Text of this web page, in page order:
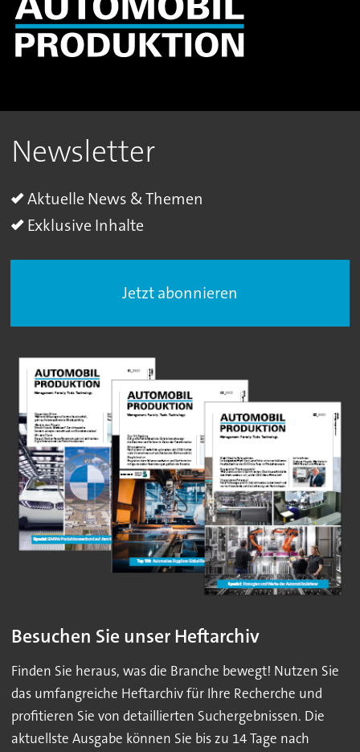
Newsletter
Aktuelle News & Themen
Exklusive Inhalte
Jetzt abonnieren
Besuchen Sie unser Heftarchiv
Finden Sie heraus, was die Branche bewegt! Nutzen Sie
das umfangreiche Heftarchiv für Ihre Recherche und
profitieren Sie von detaillierten Suchergebnissen. Die
aktuellste Ausgabe können Sie bis zu 14 Tage nach